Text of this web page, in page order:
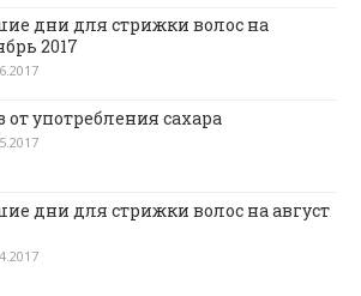
дни для стрижки волос на
2017
от употребления сахара
дни для стрижки волос на август